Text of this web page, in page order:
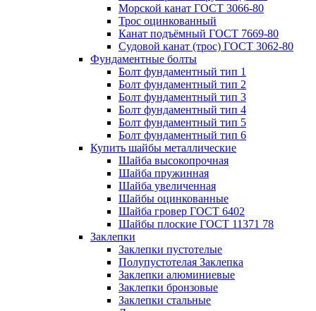
Морской канат ГОСТ 3066-80
Трос оцинкованный
Канат подъёмный ГОСТ 7669-80
Судовой канат (трос) ГОСТ 3062-80
Фундаментные болты
Болт фундаментный тип 1
Болт фундаментный тип 2
Болт фундаментный тип 3
Болт фундаментный тип 4
Болт фундаментный тип 5
Болт фундаментный тип 6
Купить шайбы металлические
Шайба высокопрочная
Шайба пружинная
Шайба увеличенная
Шайбы оцинкованные
Шайба гровер ГОСТ 6402
Шайбы плоские ГОСТ 11371 78
Заклепки
Заклепки пустотелые
Полупустотелая Заклепка
Заклепки алюминиевые
Заклепки бронзовые
Заклепки стальные